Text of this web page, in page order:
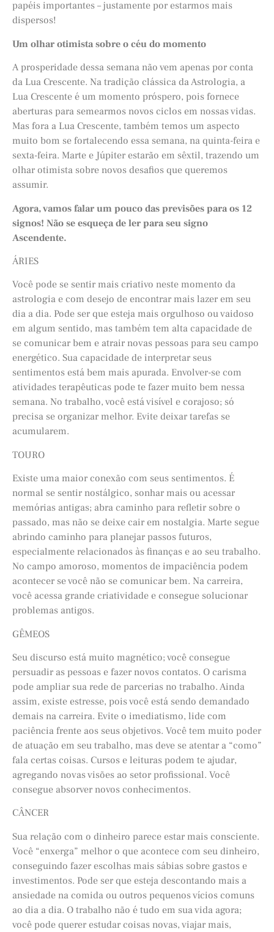
papéis importantes – justamente por estarmos mais
dispersos!
Um olhar otimista sobre o céu do momento
A prosperidade dessa semana não vem apenas por conta
da Lua Crescente. Na tradição clássica da Astrologia, a
Lua Crescente é um momento próspero, pois fornece
aberturas para semearmos novos ciclos em nossas vidas.
Mas fora a Lua Crescente, também temos um aspecto
muito bom se fortalecendo essa semana, na quinta-feira e
sexta-feira. Marte e Júpiter estarão em sêxtil, trazendo um
olhar otimista sobre novos desafios que queremos
assumir.
Agora, vamos falar um pouco das previsões para os 12
signos! Não se esqueça de ler para seu signo
Ascendente.
ÁRIES
Você pode se sentir mais criativo neste momento da
astrologia e com desejo de encontrar mais lazer em seu
dia a dia. Pode ser que esteja mais orgulhoso ou vaidoso
em algum sentido, mas também tem alta capacidade de
se comunicar bem e atrair novas pessoas para seu campo
energético. Sua capacidade de interpretar seus
sentimentos está bem mais apurada. Envolver-se com
atividades terapêuticas pode te fazer muito bem nessa
semana. No trabalho, você está visível e corajoso; só
precisa se organizar melhor. Evite deixar tarefas se
acumularem.
TOURO
Existe uma maior conexão com seus sentimentos. É
normal se sentir nostálgico, sonhar mais ou acessar
memórias antigas; abra caminho para refletir sobre o
passado, mas não se deixe cair em nostalgia. Marte segue
abrindo caminho para planejar passos futuros,
especialmente relacionados às finanças e ao seu trabalho.
No campo amoroso, momentos de impaciência podem
acontecer se você não se comunicar bem. Na carreira,
você acessa grande criatividade e consegue solucionar
problemas antigos.
GÊMEOS
Seu discurso está muito magnético; você consegue
persuadir as pessoas e fazer novos contatos. O carisma
pode ampliar sua rede de parcerias no trabalho. Ainda
assim, existe estresse, pois você está sendo demandado
demais na carreira. Evite o imediatismo, lide com
paciência frente aos seus objetivos. Você tem muito poder
de atuação em seu trabalho, mas deve se atentar a “como”
fala certas coisas. Cursos e leituras podem te ajudar,
agregando novas visões ao setor profissional. Você
consegue absorver novos conhecimentos.
CÂNCER
Sua relação com o dinheiro parece estar mais consciente.
Você “enxerga” melhor o que acontece com seu dinheiro,
conseguindo fazer escolhas mais sábias sobre gastos e
investimentos. Pode ser que esteja descontando mais a
ansiedade na comida ou outros pequenos vícios comuns
ao dia a dia. O trabalho não é tudo em sua vida agora;
você pode querer estudar coisas novas, viajar mais,